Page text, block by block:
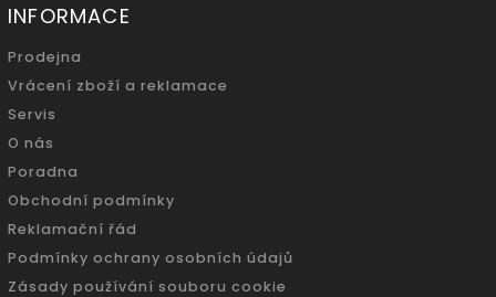
INFORMACE
Prodejna
Vrácení zboží a reklamace
Servis
O nás
Poradna
Obchodní podmínky
Reklamační řád
Podmínky ochrany osobních údajů
Zásady používání souboru cookie